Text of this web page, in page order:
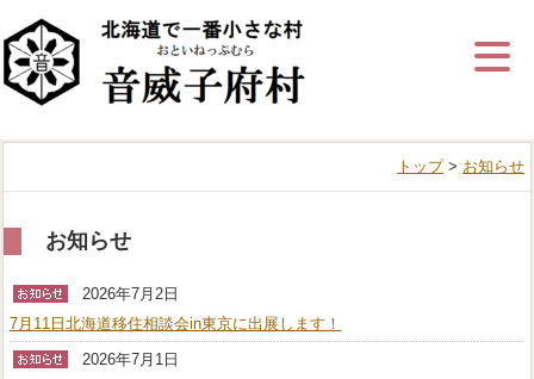
ビ
ゲ
ー
シ
ン
飛
トップ> お知らせ
お知らせ
2026年7月2日
7月11日­北海道移住­相談会in­東京に出展­します！
2026年7月1日